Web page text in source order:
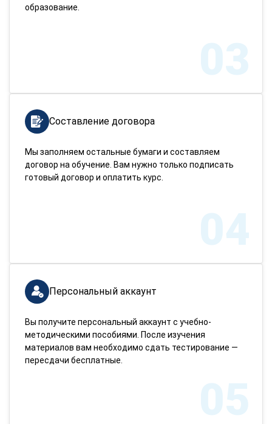
образование.
03
Составление договора
Мы заполняем остальные бумаги и составляем
договор на обучение. Вам нужно только подписать
готовый договор и оплатить курс.
04
Персональный аккаунт
Вы получите персональный аккаунт с учебно-
методическими пособиями. После изучения
материалов вам необходимо сдать тестирование —
пересдачи бесплатные.
05